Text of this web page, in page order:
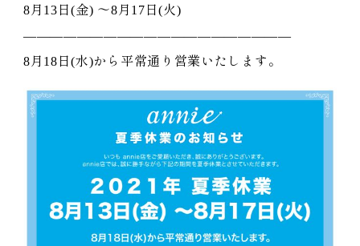
8月13日(金) 〜8月17日(火)
————————————————————
8月18日(水)から平常通り営業いたします。